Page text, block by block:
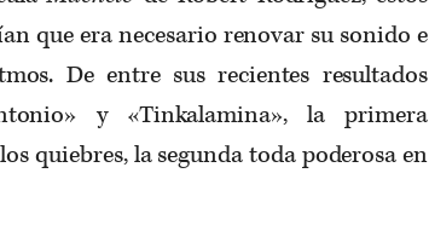
que era necesario renovar su sonido e
De entre sus recientes resultados
y «Tinkalamina», la primera
quiebres, la segunda toda poderosa en